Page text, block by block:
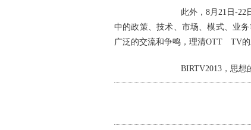
此外，8月21日-22日将举办以“
中的政策、技术、市场、模式、业
广泛的交流和争鸣，理清OTT TV
BIRTV2013，思想的盛宴即将